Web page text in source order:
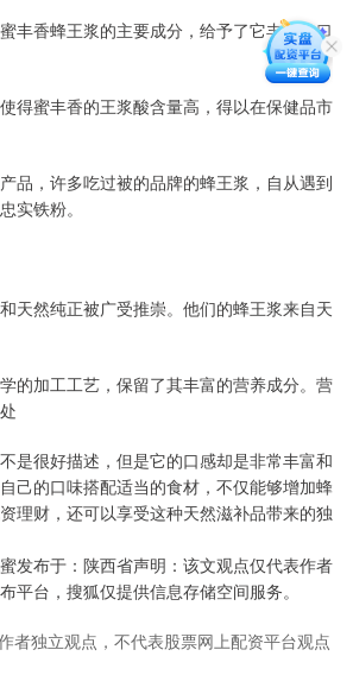
丰香蜂王浆的主要成分，给予了它丰富的口
得蜜丰香的王浆酸含量高，得以在保健品市
品，许多吃过被的品牌的蜂王浆，自从遇到
实铁粉。
天然纯正被广受推崇。他们的蜂王浆来自天
的加工工艺，保留了其丰富的营养成分。营
是很好描述，但是它的口感却是非常丰富和
己的口味搭配适当的食材，不仅能够增加蜂
理财，还可以享受这种天然滋补品带来的独
发布于：陕西省声明：该文观点仅代表作者
平台，搜狐仅提供信息存储空间服务。
者独立观点，不代表股票网上配资平台观点